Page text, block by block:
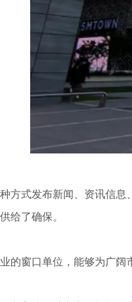
方式发布新闻、资讯信
给了确保。
的窗口单位，能够为广